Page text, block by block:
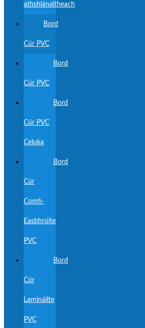
athshlánaitheach
Bord
Cúr PVC
Bord
Cúr PVC
Bord
Cúr PVC
Celuka
Bord
Cúr
Comh-
Easbhrúite
PVC
Bord
Cúr
Lamináilte
PVC